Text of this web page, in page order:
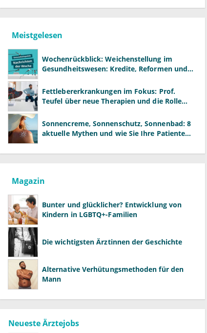
Meistgelesen
Wochenrückblick: Weichenstellung im
Gesundheitswesen: Kredite, Reformen und
Fettlebererkrankungen im Fokus: Prof.
Teufel über neue Therapien und die Rolle
Sonnencreme, Sonnenschutz, Sonnenbad: 8
aktuelle Mythen und wie Sie Ihre Patienten
Magazin
Bunter und glücklicher? Entwicklung von
Kindern in LGBTQ+-Familien
Die wichtigsten Ärztinnen der Geschichte
Alternative Verhütungsmethoden für den
Mann
Neueste Ärztejobs